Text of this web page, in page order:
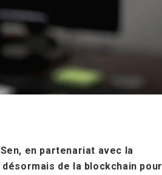
en partenariat avec la
de la blockchain pour